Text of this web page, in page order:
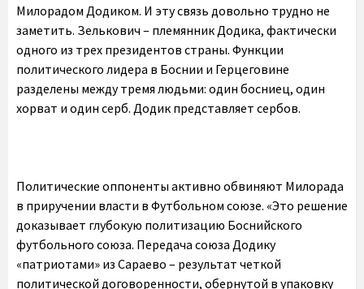
Милорадом Додиком. И эту связь довольно трудно не
заметить. Зелькович – племянник Додика, фактически
одного из трех президентов страны. Функции
политического лидера в Боснии и Герцеговине
разделены между тремя людьми: один босниец, один
хорват и один серб. Додик представляет сербов.
Политические оппоненты активно обвиняют Милорада
в приручении власти в Футбольном союзе. «Это решение
доказывает глубокую политизацию Боснийского
футбольного союза. Передача союза Додику
«патриотами» из Сараево – результат четкой
политической договоренности, обернутой в упаковку